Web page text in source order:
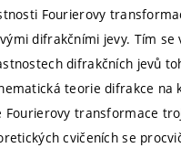
Fourierovy
difrakčními jevy. Tím
difrakčních jevů
teorie difrakce na
Fourierovy transformace
cvičeních se